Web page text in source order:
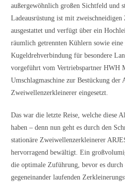
außergewöhnlich großen Sichtfeld und
Ladeausrüstung ist mit
ausgestattet und verfügt über ein
räumlich getrennten Kühlern sowie
Kugeldrehverbindung für besondere
vorgeführt vom Vertriebspartner HWH
Umschlagmaschine zur Bestückung der
Zweiwellenzerkleinerer eingesetzt.
Das war die letzte Reise, welche diese
haben – denn nun geht es durch den
stationäre Zweiwellenzerkleinerer
hervorragend bewältigt. Ein
die optimale Zuführung, bevor es durch
gegeneinander laufenden